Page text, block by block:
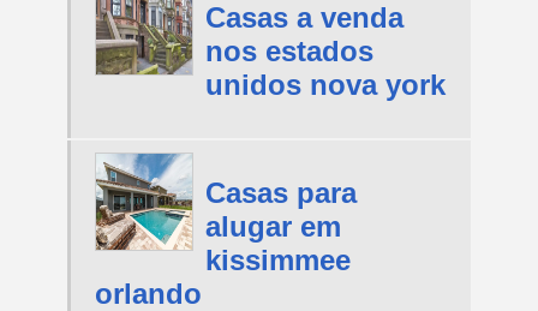
Casas a venda
nos estados
unidos nova york
Casas para
alugar em
kissimmee
orlando